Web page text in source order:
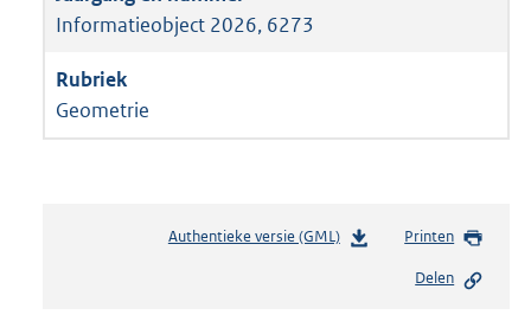
Informatieobject 2026, 6273
Geometrie
Authentieke versie (GML)b
Printen
Delen